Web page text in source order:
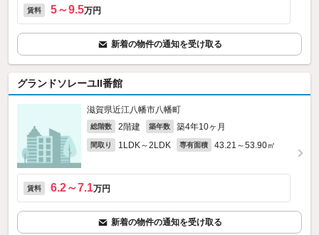
賃料 5～9.5万円
新着の物件の通知を受け取る
グランドソレーユII番館
滋賀県近江八幡市八幡町
総階数 2階建 築年数 築4年10ヶ月
間取り 1LDK～2LDK 専有面積 43.21～53.90㎡
賃料 6.2～7.1万円
新着の物件の通知を受け取る